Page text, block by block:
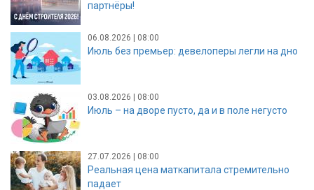
партнёры!
06.08.2026 | 08:00
Июль без премьер: девелоперы легли на дно
03.08.2026 | 08:00
Июль – на дворе пусто, да и в поле негусто
27.07.2026 | 08:00
Реальная цена маткапитала стремительно
падает